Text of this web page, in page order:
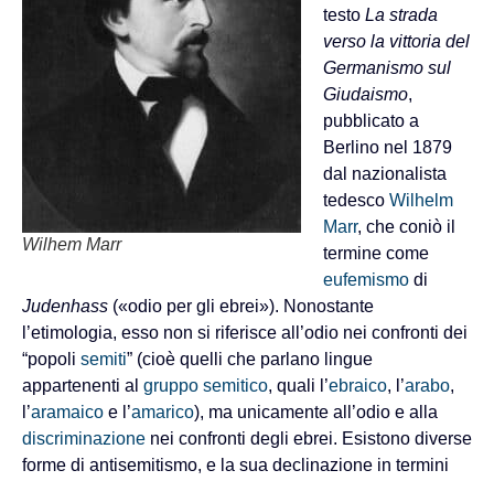
Wilhem Marr
testo La strada
verso la vittoria del
Germanismo sul
Giudaismo,
pubblicato a
Berlino nel 1879
dal nazionalista
tedesco Wilhelm
Marr, che coniò il
termine come
eufemismo di
Judenhass («odio per gli ebrei»). Nonostante
l’etimologia, esso non si riferisce all’odio nei confronti dei
“popoli semiti” (cioè quelli che parlano lingue
appartenenti al gruppo semitico, quali l’ebraico, l’arabo,
l’aramaico e l’amarico), ma unicamente all’odio e alla
discriminazione nei confronti degli ebrei. Esistono diverse
forme di antisemitismo, e la sua declinazione in termini